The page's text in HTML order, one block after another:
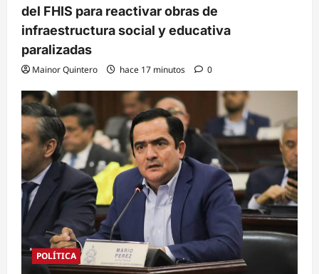
del FHIS para reactivar obras de
infraestructura social y educativa
paralizadas
Mainor Quintero hace 17 minutos 0
POLÍTICA